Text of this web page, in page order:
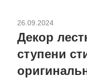
26.09.2024
Декор
ступени